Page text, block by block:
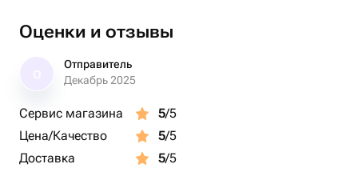
Оценки и отзывы
Отправитель
Декабрь 2025
Сервис магазина 5/5
Цена/Качество
5/5
Доставка
5/5